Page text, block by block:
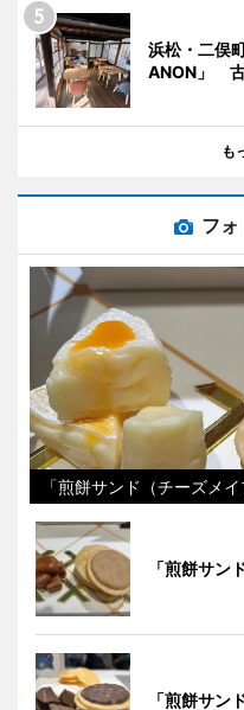
浜松・二俣
ANON」 古
も
フ
「煎餅サンド（チーズメイ
「煎餅サン
「煎餅サン